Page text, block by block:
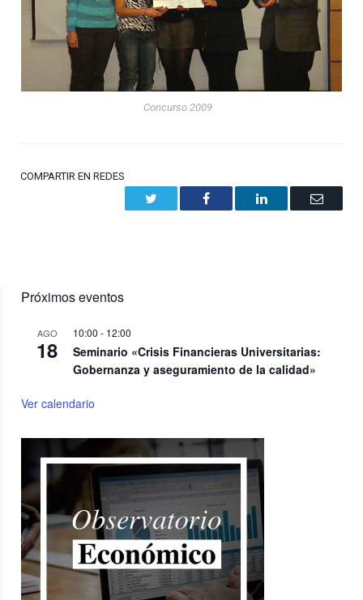
Concurso 2009
COMPARTIR EN REDES
Facebook LinkedIn Email
Próximos eventos
AGO
18
10:00 - 12:00
Seminario «Crisis Financieras Universitarias:
Gobernanza y aseguramiento de la calidad»
Ver calendario